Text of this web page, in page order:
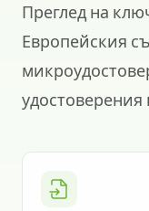
За CloudTeam
За
Нормативна
База знания
Преглед на
Европейския
удостоверения